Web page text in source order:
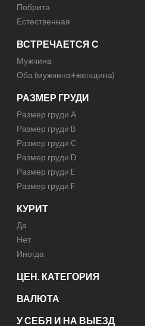
Побрита
Естественная
ВСТРЕЧАЕТСЯ С
Мужчина
Оба (мужчина+женщина)
РАЗМЕР ГРУДИ
Размер груди A
Размер груди B
Размер груди C
Размер груди D
Размер груди E
Размер груди F
КУРИТ
Да
Нет
Иногда
ЦЕН. КАТЕГОРИЯ
ВАЛЮТА
У СЕБЯ И НА ВЫЕЗД